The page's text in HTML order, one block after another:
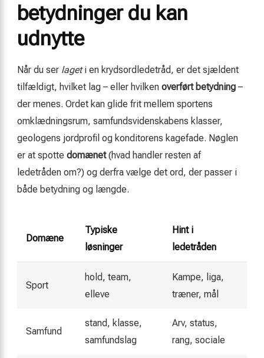
betydninger du kan
udnytte
Når du ser lageti en krydsordledetråd, er det sjældent
tilfældigt, hvilket lag – eller hvilken overført betydning –
der menes. Ordet kan glide frit mellem sportens
omklædningsrum, samfundsvidenskabens klasser,
geologens jordprofil og konditorens kagefade. Nøglen
er at spotte domænet(hvad handler resten af
ledetråden om?) og derfra vælge det ord, der passer i
både betydning og længde.
Domæne
Typiske
løsninger
Hint i
ledetråden
Sport
hold, team,
elleve
Kampe, liga,
træner, mål
Samfund
stand, klasse,
samfundslag
Arv, status,
rang, sociale